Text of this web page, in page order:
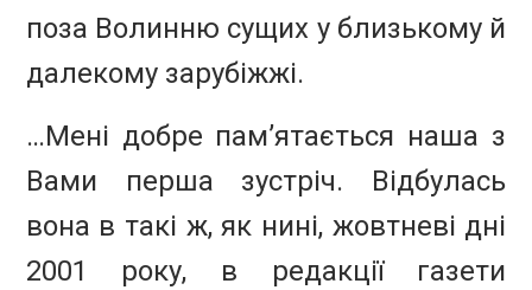
поза Волинню сущих у близькому й
далекому зарубіжжі.
…Мені добре пам’ятається наша з
Вами перша зустріч. Відбулась
вона в такі ж, як нині, жовтневі дні
2001 року, в редакції газети